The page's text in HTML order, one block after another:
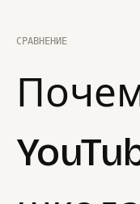
СРАВНЕНИЕ